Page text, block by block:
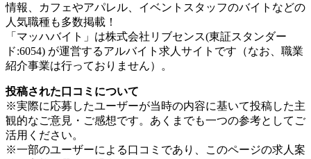
情報、カフェやアパレル、イベントスタッフのバイトなどの
人気職種も多数掲載！
「マッハバイト」は株式会社リブセンス(東証スタンダー
ド:6054) が運営するアルバイト求人サイトです（なお、職業
紹介事業は行っておりません）。
投稿された口コミについて
※実際に応募したユーザーが当時の内容に基いて投稿した主
観的なご意見・ご感想です。あくまでも一つの参考としてご
活用ください。
※一部のユーザーによる口コミであり、このページの求人案